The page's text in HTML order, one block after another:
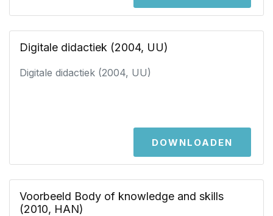
Digitale didactiek (2004, UU)
Digitale didactiek (2004, UU)
DOWNLOADEN
Voorbeeld Body of knowledge and skills
(2010, HAN)